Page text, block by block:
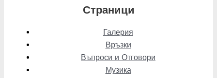
Страници
Галерия
Връзки
Въпроси и Отговори
Музика